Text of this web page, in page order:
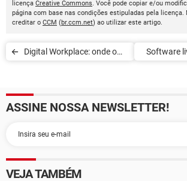
licença Creative Commons. Você pode copiar e/ou
página com base nas condições estipuladas pela licença.
creditar o CCM (br.ccm.net) ao utilizar este artigo.
Digital Workplace: onde o
Software
ASSINE NOSSA NEWSLETTER!
VEJA TAMBÉM